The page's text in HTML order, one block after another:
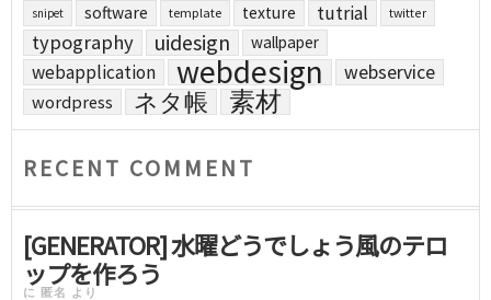
snipet software template texture tutrial twitter
typography uidesign wallpaper
webapplication webdesign webservice
wordpress ネタ帳 素材
RECENT COMMENT
[GENERATOR] 水曜どうでしょう風のテロ
ップを作ろう
に 匿名 より